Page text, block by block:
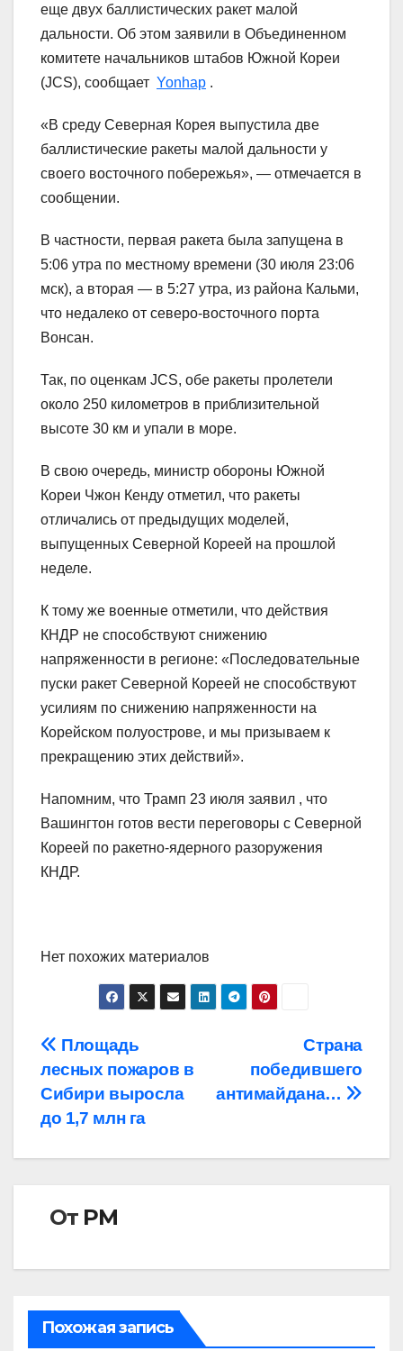
еще двух баллистических ракет малой
дальности. Об этом заявили в Объединенном
комитете начальников штабов Южной Кореи
(JCS), сообщает Yonhap .
«В среду Северная Корея выпустила две
баллистические ракеты малой дальности у
своего восточного побережья», — отмечается в
сообщении.
В частности, первая ракета была запущена в
5:06 утра по местному времени (30 июля 23:06
мск), а вторая — в 5:27 утра, из района Кальми,
что недалеко от северо-восточного порта
Вонсан.
Так, по оценкам JCS, обе ракеты пролетели
около 250 километров в приблизительной
высоте 30 км и упали в море.
В свою очередь, министр обороны Южной
Кореи Чжон Кенду отметил, что ракеты
отличались от предыдущих моделей,
выпущенных Северной Кореей на прошлой
неделе.
К тому же военные отметили, что действия
КНДР не способствуют снижению
напряженности в регионе: «Последовательные
пуски ракет Северной Кореей не способствуют
усилиям по снижению напряженности на
Корейском полуострове, и мы призываем к
прекращению этих действий».
Напомним, что Трамп 23 июля заявил , что
Вашингтон готов вести переговоры с Северной
Кореей по ракетно-ядерного разоружения
КНДР.
Нет похожих материалов
Навигация
по
записям
Страна
победившего
антимайдана…
Площадь
лесных пожаров в
Сибири выросла
до 1,7 млн га
От РМ
Похожая запись